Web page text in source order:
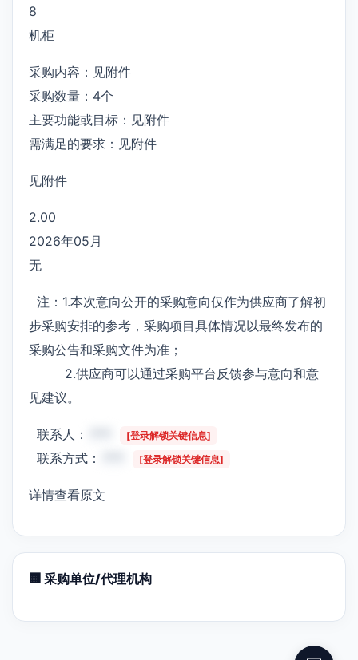
8
机柜
采购内容：见附件
采购数量：4个
主要功能或目标：见附件
需满足的要求：见附件
见附件
2.00
2026年05月
无
注：1.本次意向公开的采购意向仅作为供应商了解初
步采购安排的参考，采购项目具体情况以最终发布的
采购公告和采购文件为准；
2.供应商可以通过采购平台反馈参与意向和意
见建议。
联系人： [登录解锁关键信息]
联系方式： [登录解锁关键信息]
详情查看原文
🏢 采购单位/代理机构